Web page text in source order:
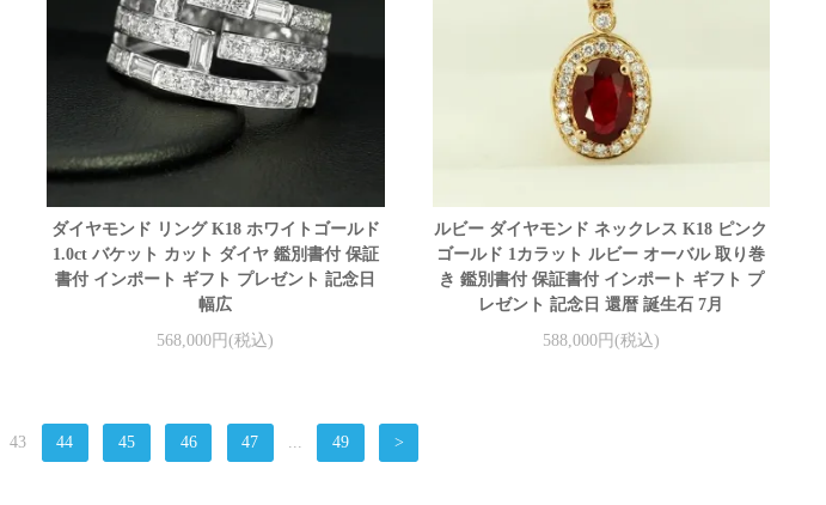
ダイヤモンド リング K18 ホワイトゴールド
1.0ct バケット カット ダイヤ 鑑別書付 保証
書付 インポート ギフト プレゼント 記念日
幅広
568,000円(税込)
ルビー ダイヤモンド ネックレス K18 ピンク
ゴールド 1カラット ルビー オーバル 取り巻
き 鑑別書付 保証書付 インポート ギフト プ
レゼント 記念日 還暦 誕生石 7月
588,000円(税込)
43 44 45 46 47 ... 49 >